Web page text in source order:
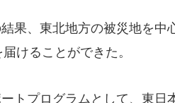
果、東北地方の被災地を中
けることができた。
トプログラムとして、東日